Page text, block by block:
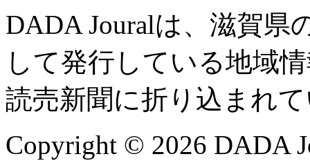
DADA Jouralは、滋賀県
して発行している地域
読売新聞に折り込まれ
Copyright © 2026 DADA